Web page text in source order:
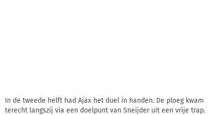
In de tweede helft had Ajax het duel in handen. De ploeg kwam
terecht langszij via een doelpunt van Sneijder uit een vrije trap.